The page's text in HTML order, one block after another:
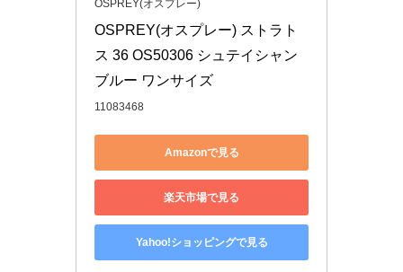
OSPREY(オスプレー)
OSPREY(オスプレー) ストラト
ス 36 OS50306 シュテイシャン
ブルー ワンサイズ
11083468
Amazonで見る
楽天市場で見る
Yahoo!ショッピングで見る